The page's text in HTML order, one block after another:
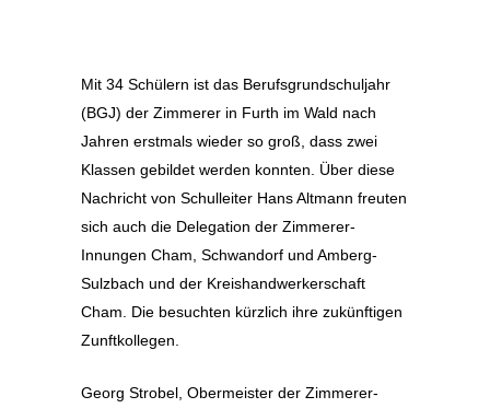
Mit 34 Schülern ist das Berufsgrundschuljahr
(BGJ) der Zimmerer in Furth im Wald nach
Jahren erstmals wieder so groß, dass zwei
Klassen gebildet werden konnten. Über diese
Nachricht von Schulleiter Hans Altmann freuten
sich auch die Delegation der Zimmerer-
Innungen Cham, Schwandorf und Amberg-
Sulzbach und der Kreishandwerkerschaft
Cham. Die besuchten kürzlich ihre zukünftigen
Zunftkollegen.
Georg Strobel, Obermeister der Zimmerer-